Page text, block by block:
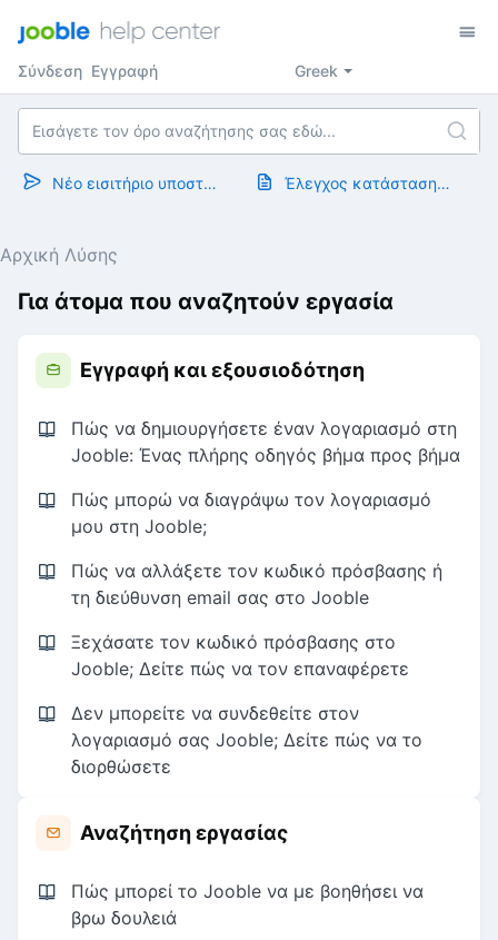
Greek
Σύνδεση Εγγραφή
Νέο εισιτήριο υποστήριξης Έλεγχος κατάστασης εισιτηρίου
Αρχική Λύσης
Για άτομα που αναζητούν εργασία
Εγγραφή και εξουσιοδότηση
Πώς να δημιουργήσετε έναν λογαριασμό στη
Jooble: Ένας πλήρης οδηγός βήμα προς βήμα
Πώς μπορώ να διαγράψω τον λογαριασμό
μου στη Jooble;
Πώς να αλλάξετε τον κωδικό πρόσβασης ή
τη διεύθυνση email σας στο Jooble
Ξεχάσατε τον κωδικό πρόσβασης στο
Jooble; Δείτε πώς να τον επαναφέρετε
Δεν μπορείτε να συνδεθείτε στον
λογαριασμό σας Jooble; Δείτε πώς να το
διορθώσετε
Αναζήτηση εργασίας
Πώς μπορεί το Jooble να με βοηθήσει να
βρω δουλειά